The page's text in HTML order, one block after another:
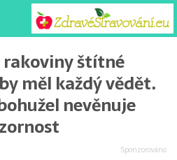
štítné
měl každý vědět.
nevěnuje